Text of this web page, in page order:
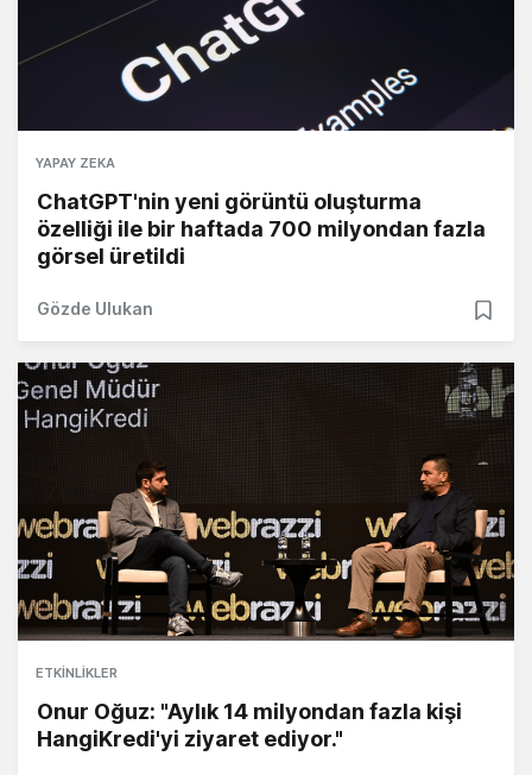
YAPAY ZEKA
ChatGPT'nin yeni görüntü oluşturma
özelliği ile bir haftada 700 milyondan fazla
görsel üretildi
Gözde Ulukan
ETKINLIKLER
Onur Oğuz: "Aylık 14 milyondan fazla kişi
HangiKredi'yi ziyaret ediyor."